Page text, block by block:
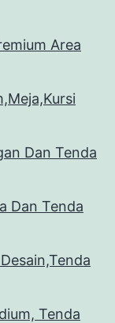
Area
Dan Tenda
Dan Tenda
Tenda